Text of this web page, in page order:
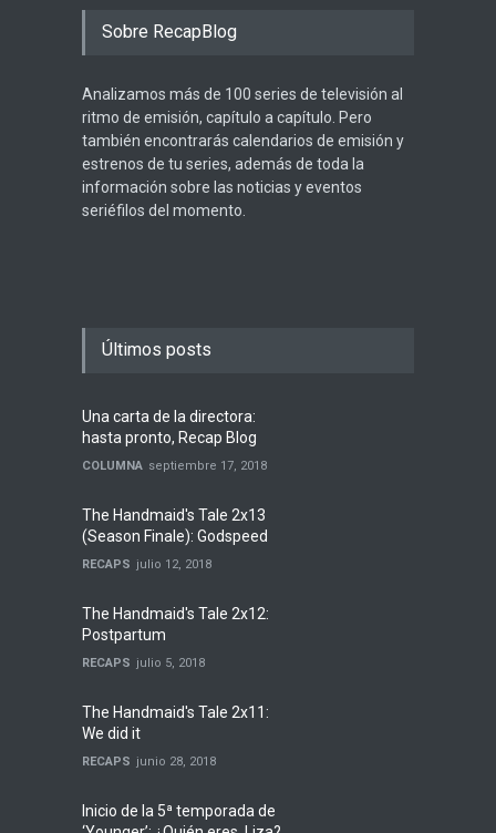
Sobre RecapBlog
Analizamos más de 100 series de televisión al
ritmo de emisión, capítulo a capítulo. Pero
también encontrarás calendarios de emisión y
estrenos de tu series, además de toda la
información sobre las noticias y eventos
seriéfilos del momento.
Últimos posts
Una carta de la directora:
hasta pronto, Recap Blog
COLUMNA septiembre 17, 2018
The Handmaid's Tale 2x13
(Season Finale): Godspeed
RECAPS julio 12, 2018
The Handmaid's Tale 2x12:
Postpartum
RECAPS julio 5, 2018
The Handmaid's Tale 2x11:
We did it
RECAPS junio 28, 2018
Inicio de la 5ª temporada de